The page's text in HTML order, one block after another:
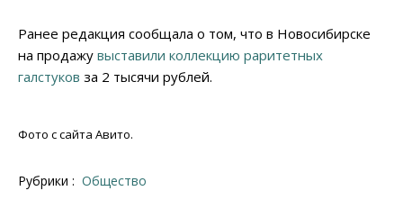
Ранее редакция сообщала о том, что в Новосибирске
на продажу выставили коллекцию раритетных
галстуков за 2 тысячи рублей.
Фото с сайта Авито.
Рубрики : Общество